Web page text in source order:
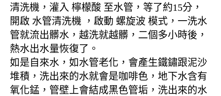
清洗機，灌入 檸檬酸 至水管，等了約15分，
開啟 水管清洗機 ，啟動 螺旋波 模式，一洗水
管就流出髒水，越洗就越髒，二個多小時後，
熱水出水量恢復了。
如是自來水，如水管老化，會產生鐵鏽跟泥沙
堆積，洗出來的水就會是咖啡色，地下水含有
氧化錳，管壁上會結成黑色管垢，洗出來的水